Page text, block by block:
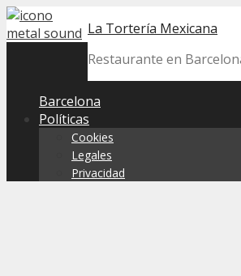
Skip
to
La Tortería Mexicana
Restaurante en
Barcelona
Políticas
Cookies
Legales
Privacidad